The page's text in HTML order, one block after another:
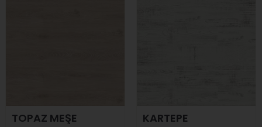
TOPAZ MEŞE KARTEPE